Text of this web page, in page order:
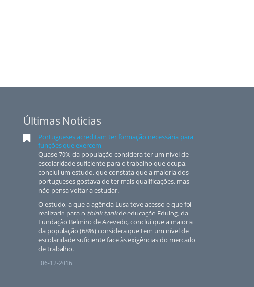
Últimas Noticias
Portugueses acreditam ter formação necessária para
funções que exercem
Quase 70% da população considera ter um nível de
escolaridade suficiente para o trabalho que ocupa,
conclui um estudo, que constata que a maioria dos
portugueses gostava de ter mais qualificações, mas
não pensa voltar a estudar.
O estudo, a que a agência Lusa teve acesso e que foi
realizado para o think tankde educação Edulog, da
Fundação Belmiro de Azevedo, conclui que a maioria
da população (68%) considera que tem um nível de
escolaridade suficiente face às exigências do mercado
de trabalho.
06-12-2016